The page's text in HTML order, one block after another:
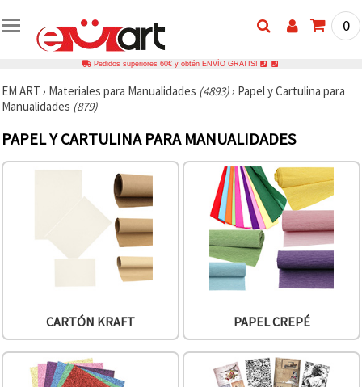
0
Pedidos superiores 60€ y obtén ENVÍO GRATIS!
EM ART › Materiales para Manualidades (4893)› Papel y Cartulina para
Manualidades (879)
PAPEL Y CARTULINA PARA MANUALIDADES
CARTÓN KRAFT PAPEL CREPÉ